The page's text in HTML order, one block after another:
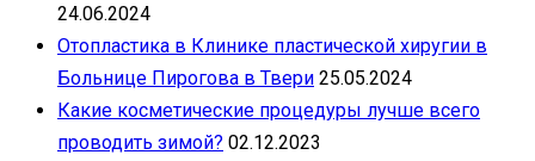
24.06.2024
Отопластика в Клинике пластической хиругии в
Больнице Пирогова в Твери 25.05.2024
Какие косметические процедуры лучше всего
проводить зимой? 02.12.2023